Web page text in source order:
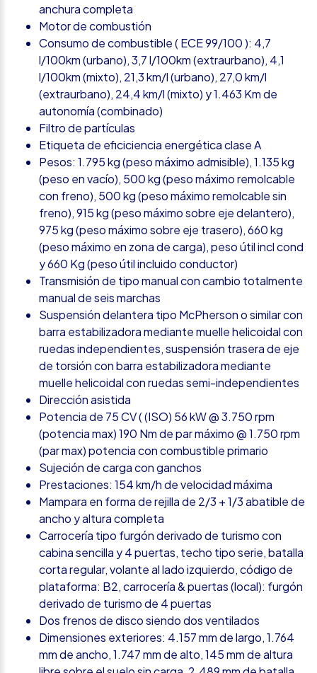
anchura completa
Motor de combustión
Consumo de combustible ( ECE 99/100 ): 4,7
l/100km (urbano), 3,7 l/100km (extraurbano), 4,1
l/100km (mixto), 21,3 km/l (urbano), 27,0 km/l
(extraurbano), 24,4 km/l (mixto) y 1.463 Km de
autonomía (combinado)
Filtro de partículas
Etiqueta de eficiciencia energética clase A
Pesos: 1.795 kg (peso máximo admisible), 1.135 kg
(peso en vacío), 500 kg (peso máximo remolcable
con freno), 500 kg (peso máximo remolcable sin
freno), 915 kg (peso máximo sobre eje delantero),
975 kg (peso máximo sobre eje trasero), 660 kg
(peso máximo en zona de carga), peso útil incl cond
y 660 Kg (peso útil incluido conductor)
Transmisión de tipo manual con cambio totalmente
manual de seis marchas
Suspensión delantera tipo McPherson o similar con
barra estabilizadora mediante muelle helicoidal con
ruedas independientes, suspensión trasera de eje
de torsión con barra estabilizadora mediante
muelle helicoidal con ruedas semi-independientes
Dirección asistida
Potencia de 75 CV ( (ISO) 56 kW @ 3.750 rpm
(potencia max) 190 Nm de par máximo @ 1.750 rpm
(par max) potencia con combustible primario
Sujeción de carga con ganchos
Prestaciones: 154 km/h de velocidad máxima
Mampara en forma de rejilla de 2/3 + 1/3 abatible de
ancho y altura completa
Carrocería tipo furgón derivado de turismo con
cabina sencilla y 4 puertas, techo tipo serie, batalla
corta regular, volante al lado izquierdo, código de
plataforma: B2, carrocería & puertas (local): furgón
derivado de turismo de 4 puertas
Dos frenos de disco siendo dos ventilados
Dimensiones exteriores: 4.157 mm de largo, 1.764
mm de ancho, 1.747 mm de alto, 145 mm de altura